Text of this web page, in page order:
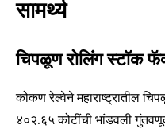
सामर्थ्य
चिपळूण रोलिंग स्टॉक
कोकण रेल्वेने महाराष्ट्रातील
₹४०२.६५ कोटींची भांडवली